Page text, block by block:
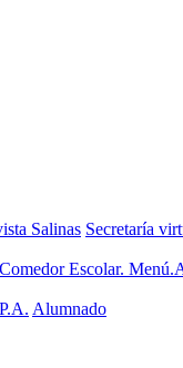
Salinas Secretaría
Comedor Escolar. Menú.
Alumnado